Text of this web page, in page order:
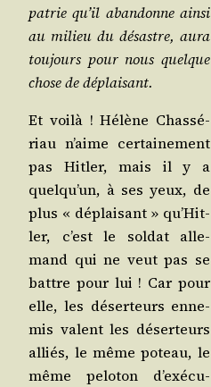
patrie qu’il aban­donne ain­si
au milieu du désastre, aura
tou­jours pour nous quelque
chose de déplaisant.
Et voi­là ! Hélène Chas­sé­
riau n’aime cer­tai­ne­ment
pas Hit­ler, mais il y a
quel­qu’un, à ses yeux, de
plus « déplai­sant » qu’­Hit­
ler, c’est le sol­dat alle­
mand qui ne veut pas se
battre pour lui ! Car pour
elle, les déser­teurs enne­
mis valent les déser­teurs
alliés, le même poteau, le
même pelo­ton d’exé­cu­